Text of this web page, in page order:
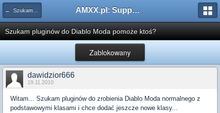
← Szukam pluginu AMXX.pl: Support AMX Mod X i SourceMod
Szukam pluginów do Diablo Moda pomoże ktoś?
Zablokowany
dawidzior666
19.11.2010
Witam... Szukam pluginów do zrobienia Diablo Moda normalnego z
podstawowymi klasami i chce dodać jeszcze nowe klasy...